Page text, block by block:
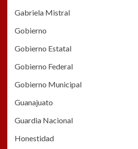
Gabriela Mistral
Gobierno
Gobierno Estatal
Gobierno Federal
Gobierno Municipal
Guanajuato
Guardia Nacional
Honestidad